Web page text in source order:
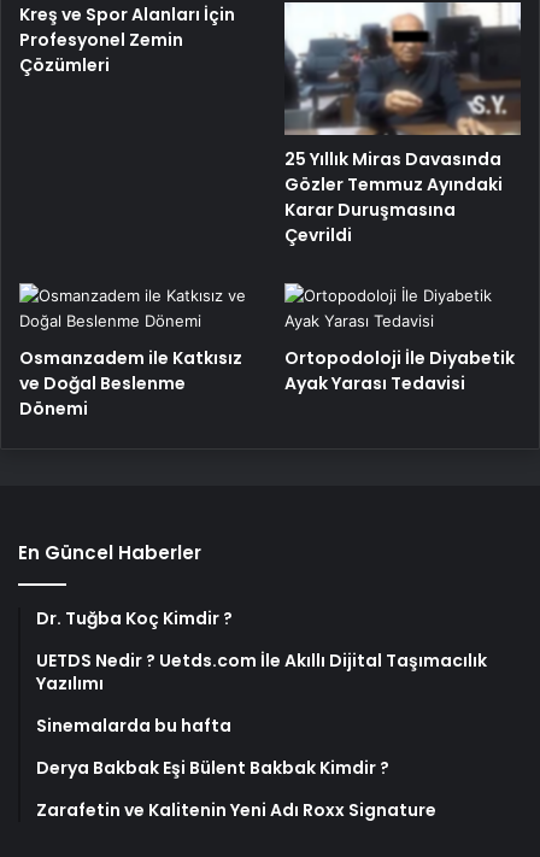
Kreş ve Spor Alanları İçin
Profesyonel Zemin
Çözümleri
25 Yıllık Miras Davasında
Gözler Temmuz Ayındaki
Karar Duruşmasına
Çevrildi
Osmanzadem ile Katkısız
ve Doğal Beslenme
Dönemi
Ortopodoloji İle Diyabetik
Ayak Yarası Tedavisi
En Güncel Haberler
Dr. Tuğba Koç Kimdir ?
UETDS Nedir ? Uetds.com İle Akıllı Dijital Taşımacılık
Yazılımı
Sinemalarda bu hafta
Derya Bakbak Eşi Bülent Bakbak Kimdir ?
Zarafetin ve Kalitenin Yeni Adı Roxx Signature